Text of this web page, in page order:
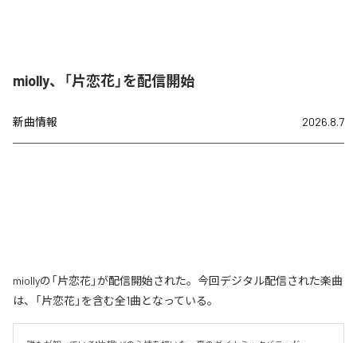
miolly、「片恋花」を配信開始
新曲情報 2026.8.7
miollyの「片恋花」が配信開始された。今回デジタル配信された楽曲
は、「片恋花」を含む全1曲となっている。